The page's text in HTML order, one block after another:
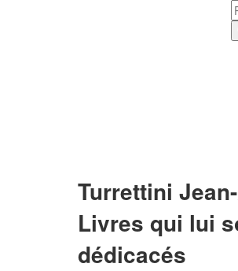
Turrettini
Livres qui lui
dédicacés